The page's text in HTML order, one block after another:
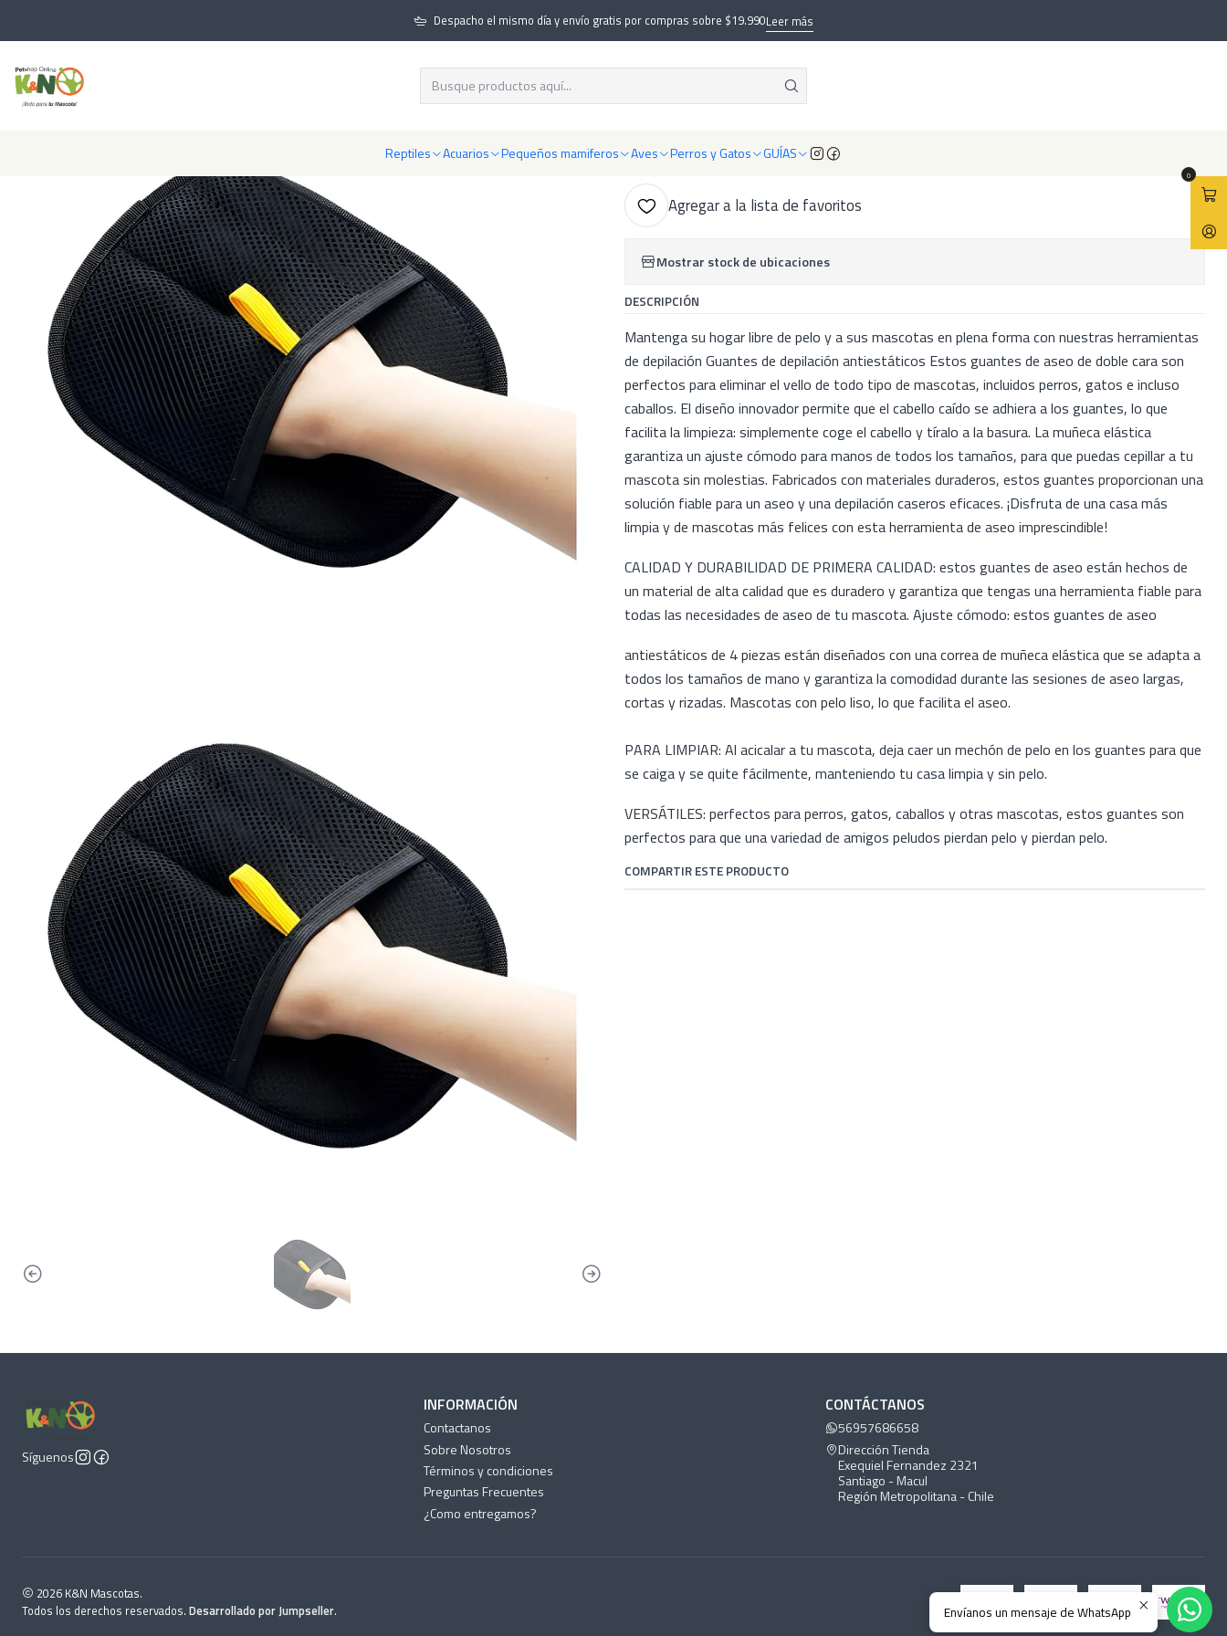
Reptiles Acuarios Pequeños mamiferos Aves Perros y Gatos GUÍAS
0
Despacho el mismo día y envío gratis por compras sobre $19.990Leer más
Perros y Gatos Productos para Perros Aseo para Perros Guante removedor de pelo
Guante removedor de pelo
Cantidad
AGREGAR AL CARRO
Agregar a la lista de favoritos
Mostrar stock de ubicaciones
DESCRIPCIÓN
Mantenga su hogar libre de pelo y a sus mascotas en plena forma con nuestras herramientas
de depilación Guantes de depilación antiestáticos Estos guantes de aseo de doble cara son
perfectos para eliminar el vello de todo tipo de mascotas, incluidos perros, gatos e incluso
caballos. El diseño innovador permite que el cabello caído se adhiera a los guantes, lo que
facilita la limpieza: simplemente coge el cabello y tíralo a la basura. La muñeca elástica
garantiza un ajuste cómodo para manos de todos los tamaños, para que puedas cepillar a tu
mascota sin molestias. Fabricados con materiales duraderos, estos guantes proporcionan una
solución fiable para un aseo y una depilación caseros eficaces. ¡Disfruta de una casa más
limpia y de mascotas más felices con esta herramienta de aseo imprescindible!
CALIDAD Y DURABILIDAD DE PRIMERA CALIDAD: estos guantes de aseo están hechos de
un material de alta calidad que es duradero y garantiza que tengas una herramienta fiable para
todas las necesidades de aseo de tu mascota. Ajuste cómodo: estos guantes de aseo
antiestáticos de 4 piezas están diseñados con una correa de muñeca elástica que se adapta a
todos los tamaños de mano y garantiza la comodidad durante las sesiones de aseo largas,
cortas y rizadas. Mascotas con pelo liso, lo que facilita el aseo.
PARA LIMPIAR: Al acicalar a tu mascota, deja caer un mechón de pelo en los guantes para que
se caiga y se quite fácilmente, manteniendo tu casa limpia y sin pelo.
VERSÁTILES: perfectos para perros, gatos, caballos y otras mascotas, estos guantes son
perfectos para que una variedad de amigos peludos pierdan pelo y pierdan pelo.
COMPARTIR ESTE PRODUCTO
Síguenos
INFORMACIÓN
Contactanos
Sobre Nosotros
Términos y condiciones
Preguntas Frecuentes
¿Como entregamos?
CONTÁCTANOS
56957686658
Dirección Tienda
Exequiel Fernandez 2321
Santiago - Macul
Región Metropolitana - Chile
2026 K&N Mascotas.
Todos los derechos reservados. Desarrollado por Jumpseller. Envíanos un mensaje de WhatsApp